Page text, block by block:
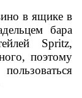
в ящике в
бара
Spritz,
поэтому